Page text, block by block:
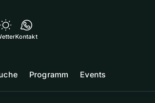
Kontakt
Programm Events